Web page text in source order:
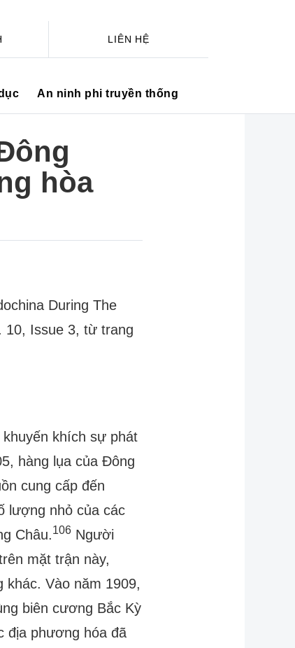
LIÊN HỆ
An ninh phi truyền thống
hòa
During The
10, Issue 3, từ trang
khích sự phát
hàng lụa của Đông
cung cấp đến
lượng nhỏ của các
Châu.106 Người
mặt trận này,
Vào năm 1909,
biên cương Bắc Kỳ
địa phương hóa đã